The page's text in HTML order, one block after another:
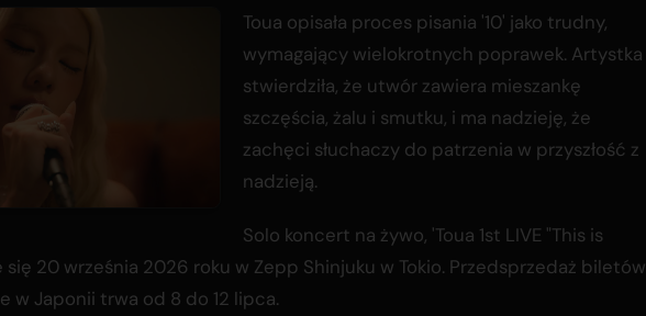
Toua opisała proces pisania '10' jako trudny,
wymagający wielokrotnych poprawek. Artystka
stwierdziła, że utwór zawiera mieszankę
szczęścia, żalu i smutku, i ma nadzieję, że
zachęci słuchaczy do patrzenia w przyszłość z
nadzieją.
Solo koncert na żywo, 'Toua 1st LIVE "This is
się 20 września 2026 roku w Zepp Shinjuku w Tokio. Przedsprzedaż biletów
w Japonii trwa od 8 do 12 lipca.